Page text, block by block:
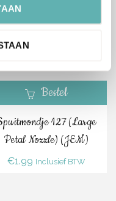
Bestel
127 (Large
Petal Nozzle) (JEM)
€1.99 Inclusief BTW